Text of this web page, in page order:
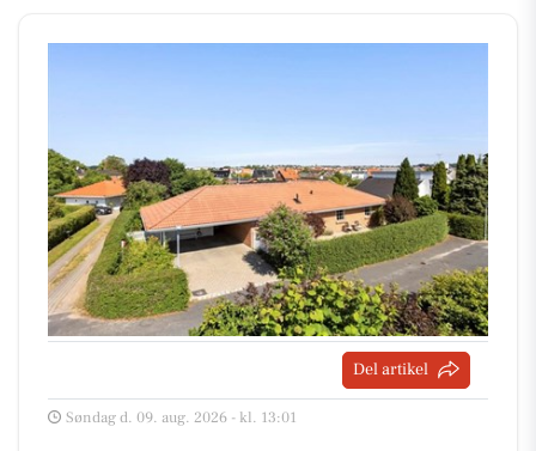
Del artikel
Søndag d. 09. aug. 2026 - kl. 13:01